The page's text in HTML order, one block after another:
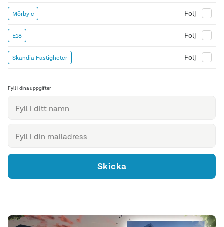
Mörby c Följ
E18 Följ
Skandia Fastigheter Följ
Fyll i dina uppgifter
Skicka